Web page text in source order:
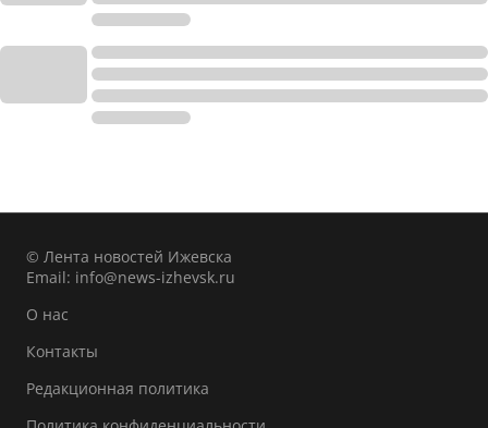
© Лента новостей Ижевска
Email: info@news-izhevsk.ru
О нас
Контакты
Редакционная политика